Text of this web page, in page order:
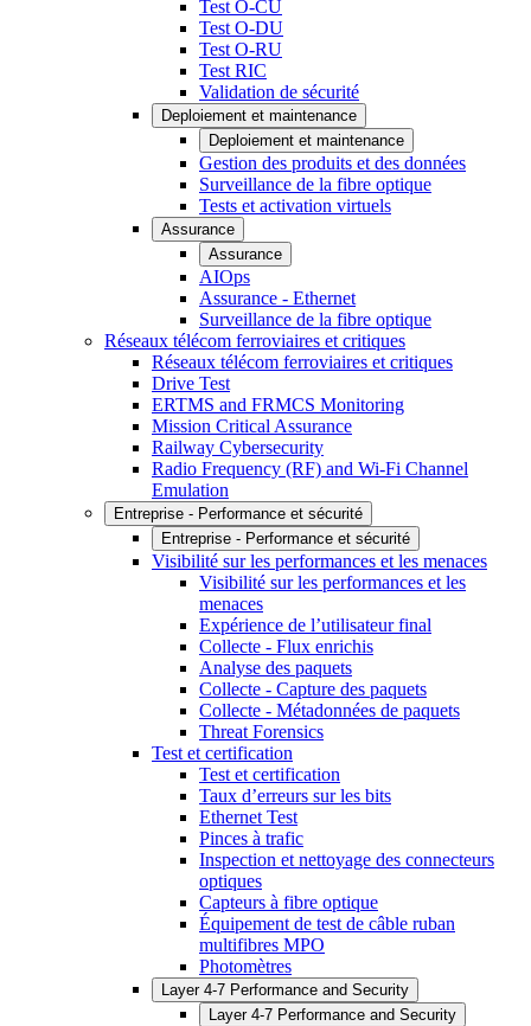
Test O-CU
Test O-DU
Test O-RU
Test RIC
Validation de sécurité
Deploiement et maintenance
Deploiement et maintenance
Gestion des produits et des données
Surveillance de la fibre optique
Tests et activation virtuels
Assurance
Assurance
AIOps
Assurance - Ethernet
Surveillance de la fibre optique
Réseaux télécom ferroviaires et critiques
Réseaux télécom ferroviaires et critiques
Drive Test
ERTMS and FRMCS Monitoring
Mission Critical Assurance
Railway Cybersecurity
Radio Frequency (RF) and Wi-Fi Channel
Emulation
Entreprise - Performance et sécurité
Entreprise - Performance et sécurité
Visibilité sur les performances et les menaces
Visibilité sur les performances et les
menaces
Expérience de l’utilisateur final
Collecte - Flux enrichis
Analyse des paquets
Collecte - Capture des paquets
Collecte - Métadonnées de paquets
Threat Forensics
Test et certification
Test et certification
Taux d’erreurs sur les bits
Ethernet Test
Pinces à trafic
Inspection et nettoyage des connecteurs
optiques
Capteurs à fibre optique
Équipement de test de câble ruban
multifibres MPO
Photomètres
Layer 4-7 Performance and Security
Layer 4-7 Performance and Security